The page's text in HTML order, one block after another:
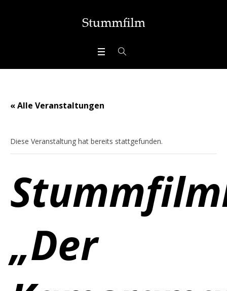
« Alle Veranstaltungen
Diese Veranstaltung hat bereits stattgefunden.
„Der